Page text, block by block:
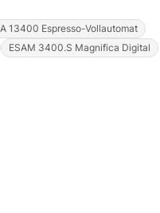
13400 Espresso-Vollautomat
ESAM 3400.S Magnifica Digital
Justyna —